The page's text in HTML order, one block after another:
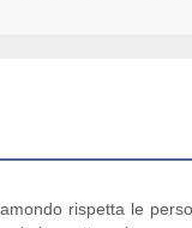
​rispetta le